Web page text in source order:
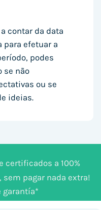
contar da data
para efetuar a
podes
se não
ou se
ideias.
certificados a 100%
sem pagar nada extra!
garantía*